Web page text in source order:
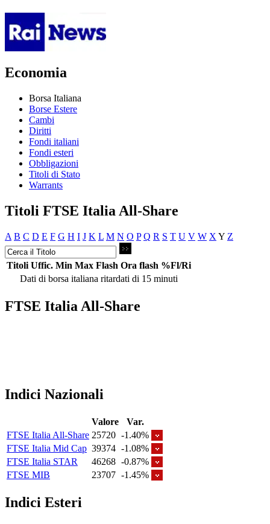
Economia
Borsa Italiana
Borse Estere
Cambi
Diritti
Fondi italiani
Fondi esteri
Obbligazioni
Titoli di Stato
Warrants
Titoli FTSE Italia All-Share
A B C D E F G H I J K L M N O P Q R S T U V W X Y Z
Titoli Uffic. Min Max Flash Ora flash %Fl/Ri
Dati di borsa italiana ritardati di 15 minuti
FTSE Italia All-Share
Indici Nazionali
Valore
Var.
FTSE Italia All-Share 25720 -1.40%
FTSE Italia Mid Cap 39374 -1.08%
FTSE Italia STAR
46268 -0.87%
FTSE MIB
23707 -1.45%
Indici Esteri